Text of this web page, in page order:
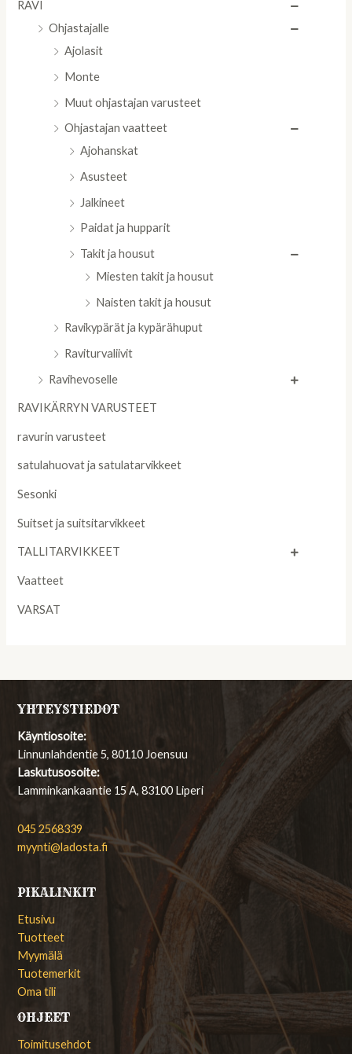
RAVI
Ohjastajalle
Ajolasit
Monte
Muut ohjastajan varusteet
Ohjastajan vaatteet
Ajohanskat
Asusteet
Jalkineet
Paidat ja hupparit
Takit ja housut
Miesten takit ja housut
Naisten takit ja housut
Ravikypärät ja kypärähuput
Raviturvaliivit
Ravihevoselle
RAVIKÄRRYN VARUSTEET
ravurin varusteet
satulahuovat ja satulatarvikkeet
Sesonki
Suitset ja suitsitarvikkeet
TALLITARVIKKEET
Vaatteet
VARSAT
YHTEYSTIEDOT
Käyntiosoite:
Linnunlahdentie 5, 80110 Joensuu
Laskutusosoite:
Lamminkankaantie 15 A, 83100 Liperi
045 2568339
myynti@ladosta.fi
PIKALINKIT
Etusivu
Tuotteet
Myymälä
Tuotemerkit
Oma tili
OHJEET
Toimitusehdot